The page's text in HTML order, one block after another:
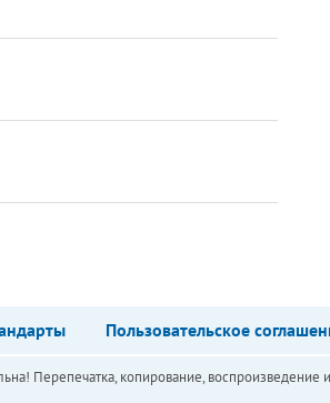
Пользовательское
Перепечатка, копирование,